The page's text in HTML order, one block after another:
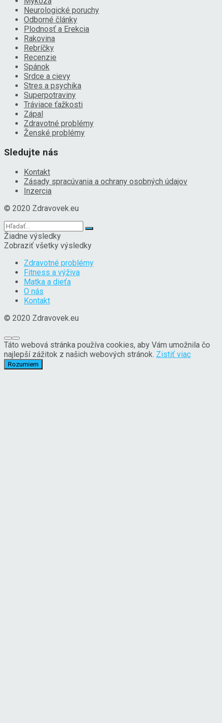
Neurologické poruchy
Odborné články
Plodnosť a Erekcia
Rakovina
Rebríčky
Recenzie
Spánok
Srdce a cievy
Stres a psychika
Superpotraviny
Tráviace ťažkosti
Zápal
Zdravotné problémy
Ženské problémy
Sledujte nás
Kontakt
Zásady spracúvania a ochrany osobných údajov
Inzercia
© 2020 Zdravovek.eu
Žiadne výsledky
Zobraziť všetky výsledky
Zdravotné problémy
Fitness a výživa
Matka a dieťa
O nás
Kontakt
© 2020 Zdravovek.eu
Táto webová stránka používa cookies, aby Vám umožnila čo
najlepší zážitok z našich webových stránok. Zistiť viac
Rozumiem